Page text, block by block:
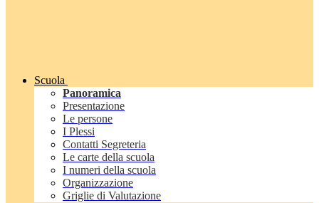
Scuola
Panoramica
Presentazione
Le persone
I Plessi
Contatti Segreteria
Le carte della scuola
I numeri della scuola
Organizzazione
Griglie di Valutazione